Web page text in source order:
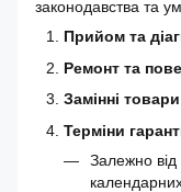
законодавства та
Прийом та
Ремонт та
Замінні товари
Терміни
Залежно